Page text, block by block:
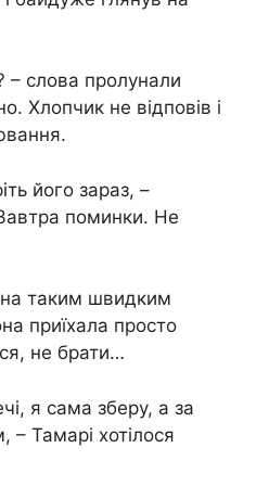
– слова пролунали
Хлопчик не відповів і
його зараз, –
поминки. Не
таким швидким
приїхала просто
не брати…
я сама зберу, а за
– Тамарі хотілося